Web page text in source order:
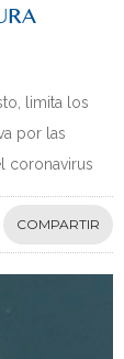
limita los
por las
coronavirus
COMPARTIR